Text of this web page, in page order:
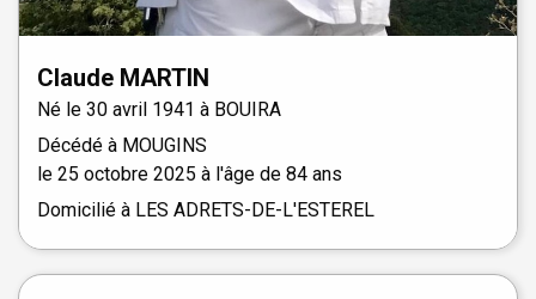
Claude MARTIN
Né le 30 avril 1941 à BOUIRA
Décédé à MOUGINS
le 25 octobre 2025 à l'âge de 84 ans
Domicilié à LES ADRETS-DE-L'ESTEREL